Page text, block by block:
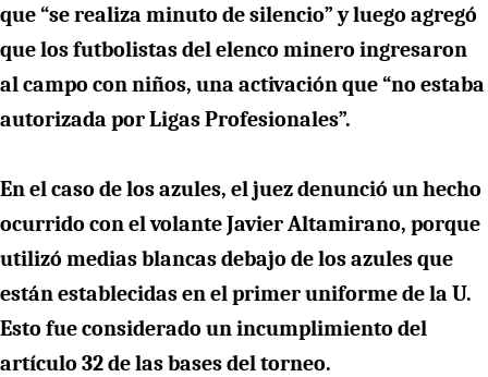
que“se realiza minuto de silencio” y luego agregó
que los futbolistas del elenco minero ingresaron
al campo con niños, una activación que “no estaba
autorizada por Ligas Profesionales”.
En el caso de los azules, el juez denunció un hecho
ocurrido con el volante Javier Altamirano, porque
utilizó medias blancas debajo de los azules que
están establecidas en el primer uniforme de la U.
Esto fue considerado un incumplimiento del
artículo 32 de las bases del torneo.